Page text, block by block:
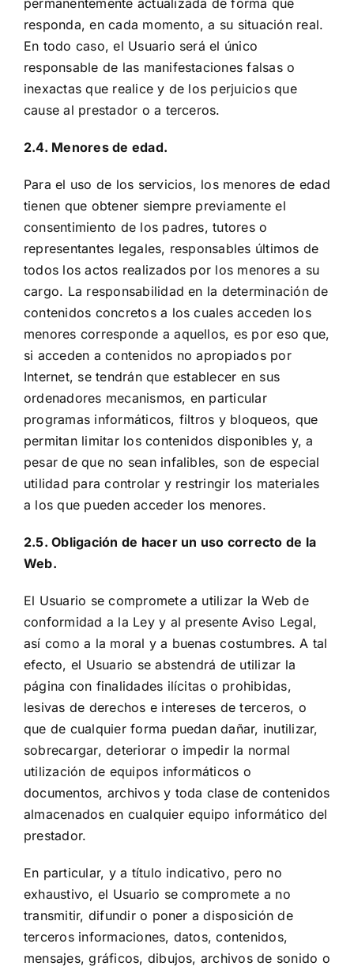
permanentemente actualizada de forma que
responda, en cada momento, a su situación real.
En todo caso, el Usuario será el único
responsable de las manifestaciones falsas o
inexactas que realice y de los perjuicios que
cause al prestador o a terceros.
2.4. Menores de edad.
Para el uso de los servicios, los menores de edad
tienen que obtener siempre previamente el
consentimiento de los padres, tutores o
representantes legales, responsables últimos de
todos los actos realizados por los menores a su
cargo. La responsabilidad en la determinación de
contenidos concretos a los cuales acceden los
menores corresponde a aquellos, es por eso que,
si acceden a contenidos no apropiados por
Internet, se tendrán que establecer en sus
ordenadores mecanismos, en particular
programas informáticos, filtros y bloqueos, que
permitan limitar los contenidos disponibles y, a
pesar de que no sean infalibles, son de especial
utilidad para controlar y restringir los materiales
a los que pueden acceder los menores.
2.5. Obligación de hacer un uso correcto de la
Web.
El Usuario se compromete a utilizar la Web de
conformidad a la Ley y al presente Aviso Legal,
así como a la moral y a buenas costumbres. A tal
efecto, el Usuario se abstendrá de utilizar la
página con finalidades ilícitas o prohibidas,
lesivas de derechos e intereses de terceros, o
que de cualquier forma puedan dañar, inutilizar,
sobrecargar, deteriorar o impedir la normal
utilización de equipos informáticos o
documentos, archivos y toda clase de contenidos
almacenados en cualquier equipo informático del
prestador.
En particular, y a título indicativo, pero no
exhaustivo, el Usuario se compromete a no
transmitir, difundir o poner a disposición de
terceros informaciones, datos, contenidos,
mensajes, gráficos, dibujos, archivos de sonido o